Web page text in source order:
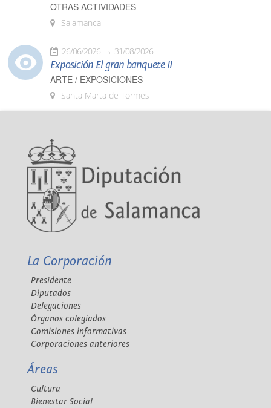
OTRAS ACTIVIDADES
Salamanca
26/06/2026 31/08/2026
Exposición El gran banquete II
ARTE / EXPOSICIONES
Santa Marta de Tormes
La Corporación
Presidente
Diputados
Delegaciones
Órganos colegiados
Comisiones informativas
Corporaciones anteriores
Áreas
Cultura
Bienestar Social